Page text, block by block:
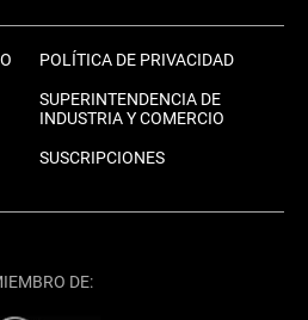
POLÍTICA DE PRIVACIDAD
SUPERINTENDENCIA DE
INDUSTRIA Y COMERCIO
SUSCRIPCIONES
DE: